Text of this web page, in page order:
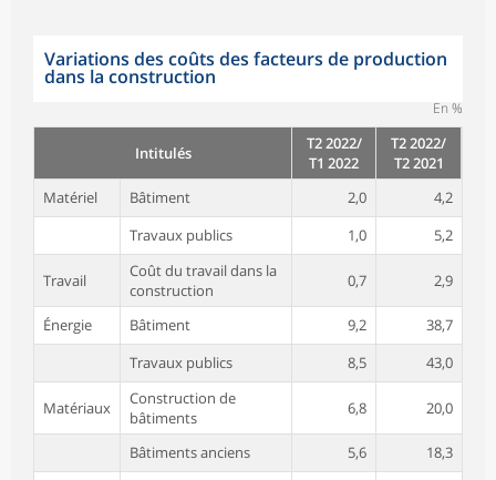
Variations des coûts des facteurs de production
dans la construction
En %
Intitulés
T2 2022/
T1 2022
T2 2022/
T2 2021
Matériel
Bâtiment 2,0
4,2
Travaux publics
1,0 5,2
Travail
Coût du travail dans la
construction
0,7 2,9
Énergie Bâtiment 9,2
38,7
Travaux publics
8,5 43,0
Matériaux
Construction de
bâtiments
6,8 20,0
Bâtiments anciens 5,6 18,3